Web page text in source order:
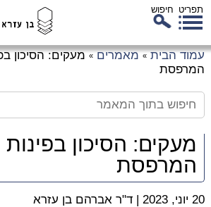
תפריט חיפוש
עמוד הבית » מאמרים » מעקים: הסיכון
המרפסת
מעקים: הסיכון
המרפסת
20 יוני, 2023 | ד"ר אברהם בן עזרא